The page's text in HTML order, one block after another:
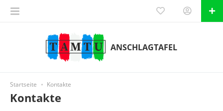
ANSCHLAGTAFEL
Startseite Kontakte
Kontakte